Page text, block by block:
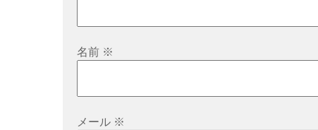
名前 ※
メール ※